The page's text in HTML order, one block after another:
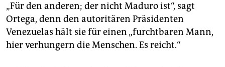
„Für den anderen; der nicht Maduro ist“, sagt
Ortega, denn den autoritären Präsidenten
Venezuelas hält sie für einen „furchtbaren Mann,
hier verhungern die Menschen. Es reicht.“